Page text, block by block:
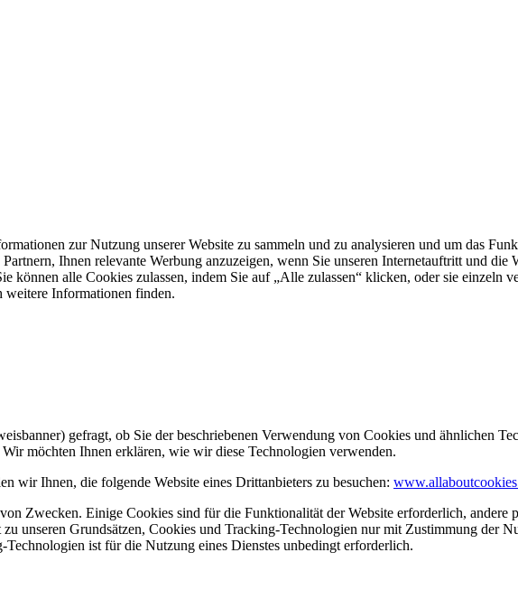
zur Nutzung unserer Website zu sammeln und zu analysieren und um das
Ihnen relevante Werbung anzuzeigen, wenn Sie unseren Internetauftritt und
können alle Cookies zulassen, indem Sie auf „Alle zulassen“ klicken, oder sie einzeln
Informationen finden.
gefragt, ob Sie der beschriebenen Verwendung von Cookies und ähnlichen
möchten Ihnen erklären, wie wir diese Technologien verwenden.
wir Ihnen, die folgende Website eines Drittanbieters zu besuchen:
Zwecken. Einige Cookies sind für die Funktionalität der Website erforderlich, andere
unseren Grundsätzen, Cookies und Tracking-Technologien nur mit Zustimmung der
ist für die Nutzung eines Dienstes unbedingt erforderlich.